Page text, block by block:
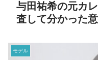
与田祐希の元カ
査して分かった
モデル